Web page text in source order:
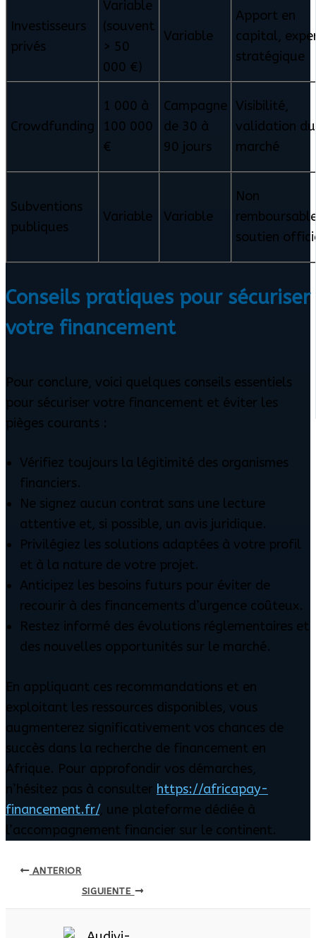
Investisseurs
privés
Variable
(souvent
> 50
000 €)
Variable
Apport en
capital,
stratégique
Crowdfunding
1 000 à
100 000
€
Campagne
de 30 à
90 jours
Visibilité,
validation du
marché
Subventions
publiques
Variable Variable
Non
soutien
Conseils pratiques pour sécuriser
votre financement
Pour conclure, voici quelques conseils essentiels
pour sécuriser votre financement et éviter les
pièges courants :
Vérifiez toujours la légitimité des organismes
financiers.
Ne signez aucun contrat sans une lecture
attentive et, si possible, un avis juridique.
Privilégiez les solutions adaptées à votre profil
et à la nature de votre projet.
Anticipez les besoins futurs pour éviter de
recourir à des financements d’urgence coûteux.
Restez informé des évolutions réglementaires et
des nouvelles opportunités sur le marché.
En appliquant ces recommandations et en
exploitant les ressources disponibles, vous
augmenterez significativement vos chances de
succès dans la recherche de financement en
Afrique. Pour approfondir vos démarches,
n’hésitez pas à consulter https://africapay-
financement.fr/, une plateforme dédiée à
l’accompagnement financier sur le continent.
ANTERIOR
SIGUIENTE